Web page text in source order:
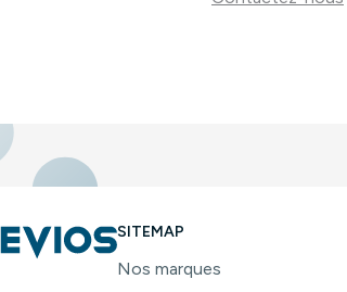
SITEMAP
Nos marques